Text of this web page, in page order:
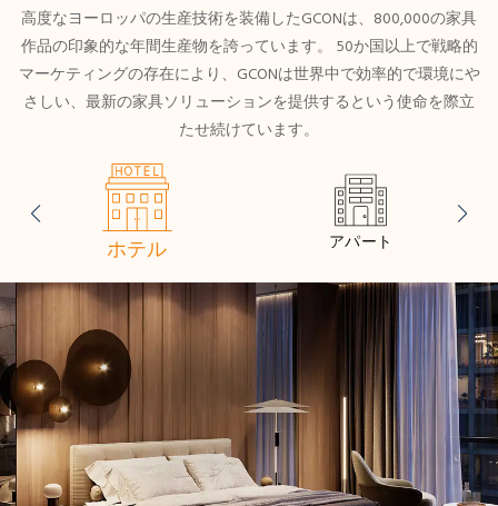
高度なヨーロッパの生産技術を装備したGCONは、800,000の家具
作品の印象的な年間生産物を誇っています。 50か国以上で戦略的
マーケティングの存在により、GCONは世界中で効率的で環境にや
さしい、最新の家具ソリューションを提供するという使命を際立
たせ続けています。
ホテル アパート